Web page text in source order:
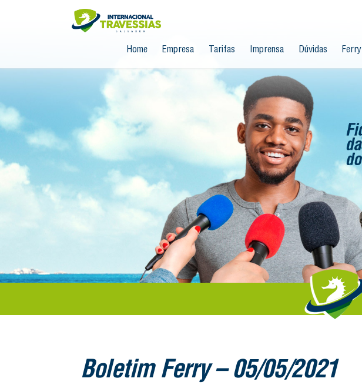
Home Empresa Tarifas Imprensa Dúvidas
Boletim Ferry – 05/05/2021